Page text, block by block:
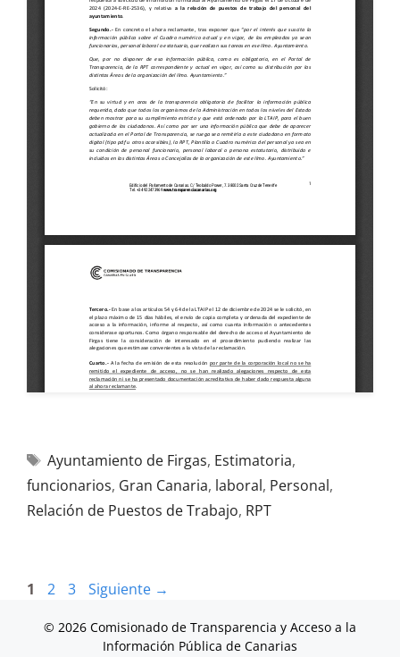
Ayuntamiento de Firgas, Estimatoria,
funcionarios, Gran Canaria, laboral, Personal,
Relación de Puestos de Trabajo, RPT
1 2 3 Siguiente →
© 2026 Comisionado de Transparencia y Acceso a la
Información Pública de Canarias